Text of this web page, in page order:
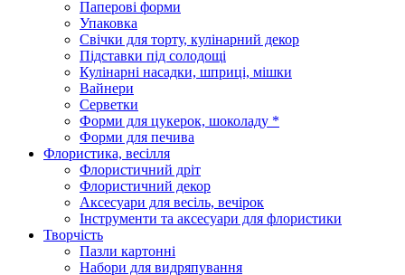
Паперові форми
Упаковка
Свічки для торту, кулінарний декор
Підставки під солодощі
Кулінарні насадки, шприці, мішки
Вайнери
Серветки
Форми для цукерок, шоколаду *
Форми для печива
Флористика, весілля
Флористичний дріт
Флористичний декор
Аксесуари для весіль, вечірок
Інструменти та аксесуари для флористики
Творчість
Пазли картонні
Набори для видряпування